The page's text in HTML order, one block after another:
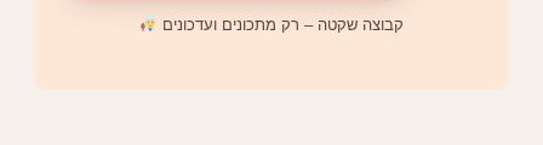
קבוצה שקטה – רק מתכונים ועדכונים